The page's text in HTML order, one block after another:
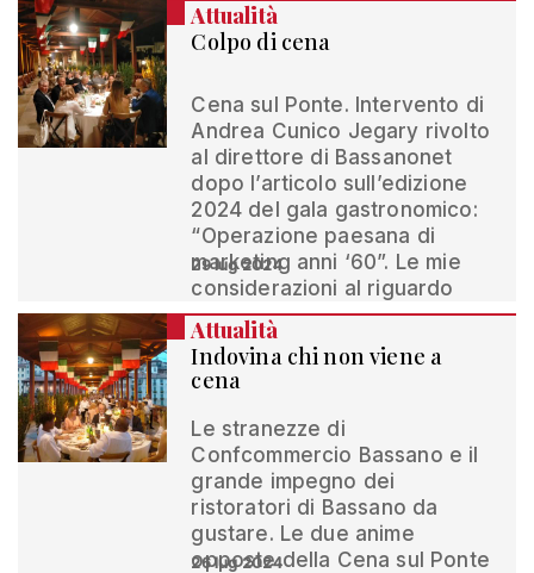
Attualità
Colpo di cena
Cena sul Ponte. Intervento di
Andrea Cunico Jegary rivolto
al direttore di Bassanonet
dopo l’articolo sull’edizione
2024 del gala gastronomico:
“Operazione paesana di
marketing anni ‘60”. Le mie
considerazioni al riguardo
29 lug 2024
Attualità
Indovina chi non viene a
cena
Le stranezze di
Confcommercio Bassano e il
grande impegno dei
ristoratori di Bassano da
gustare. Le due anime
opposte della Cena sul Ponte
26 lug 2024